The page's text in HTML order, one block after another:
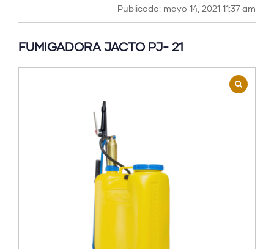
Publicado: mayo 14, 2021 11:37 am
FUMIGADORA JACTO PJ- 21